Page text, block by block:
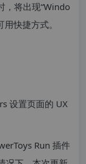
，将出现“Windo
快捷方式。
设置页面的 UX
Run 插件